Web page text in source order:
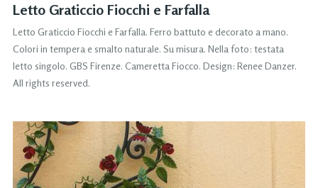
Letto Graticcio Fiocchi e Farfalla
Letto Graticcio Fiocchi e Farfalla. Ferro battuto e decorato a mano.
Colori in tempera e smalto naturale. Su misura. Nella foto: testata
letto singolo. GBS Firenze. Cameretta Fiocco. Design: Renee Danzer.
All rights reserved.